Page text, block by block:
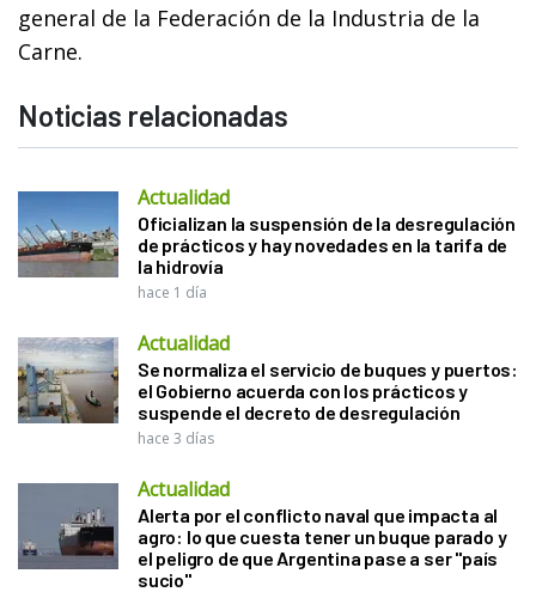
general de la Federación de la Industria de la
Carne.
Noticias relacionadas
Actualidad
Oficializan la suspensión de la desregulación
de prácticos y hay novedades en la tarifa de
la hidrovía
hace 1 día
Actualidad
Se normaliza el servicio de buques y puertos:
el Gobierno acuerda con los prácticos y
suspende el decreto de desregulación
hace 3 días
Actualidad
Alerta por el conflicto naval que impacta al
agro: lo que cuesta tener un buque parado y
el peligro de que Argentina pase a ser "país
sucio"